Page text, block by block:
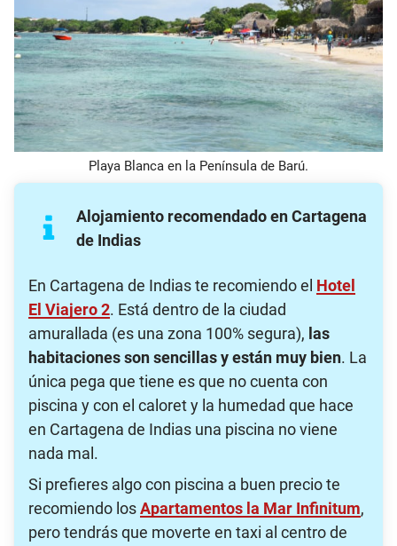
Playa Blanca en la Península de Barú.
Alojamiento recomendado en Cartagena
de Indias
En Cartagena de Indias te recomiendo el Hotel
El Viajero 2. Está dentro de la ciudad
amurallada (es una zona 100% segura), las
habitaciones son sencillas y están muy bien. La
única pega que tiene es que no cuenta con
piscina y con el caloret y la humedad que hace
en Cartagena de Indias una piscina no viene
nada mal.
Si prefieres algo con piscina a buen precio te
recomiendo losApartamentos la Mar Infinitum,
pero tendrás que moverte en taxi al centro de